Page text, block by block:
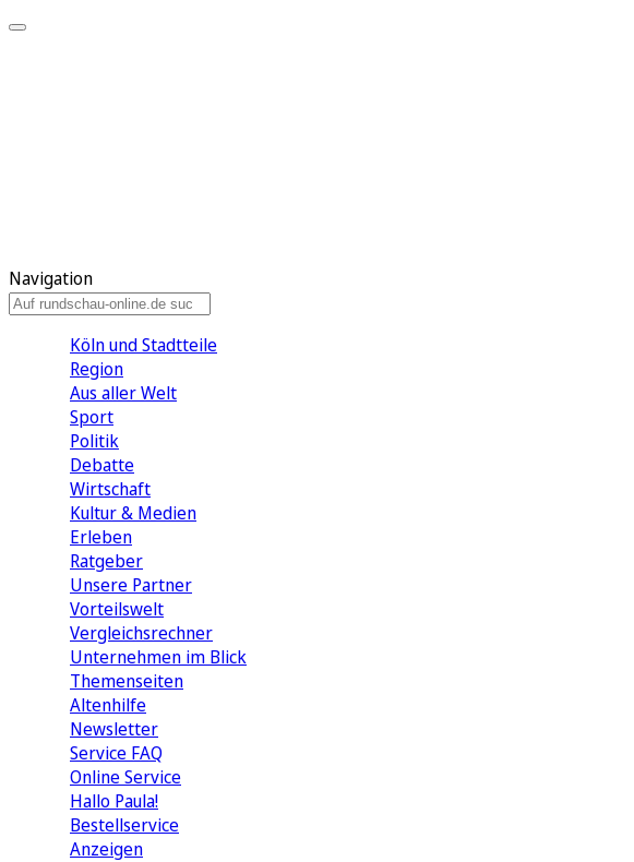
Navigation
Köln und Stadtteile
Region
Aus aller Welt
Sport
Politik
Debatte
Wirtschaft
Kultur & Medien
Erleben
Ratgeber
Unsere Partner
Vorteilswelt
Vergleichsrechner
Unternehmen im Blick
Themenseiten
Altenhilfe
Newsletter
Service FAQ
Online Service
Hallo Paula!
Bestellservice
Anzeigen